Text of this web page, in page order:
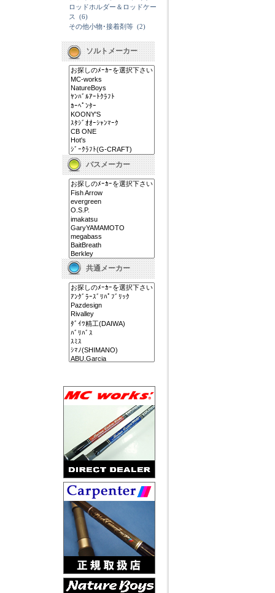
ロッドホルダー＆ロッドケー
ス
(6)
その他小物･接着剤等 (2)
ソルトメーカー
バスメーカー
共通メーカー